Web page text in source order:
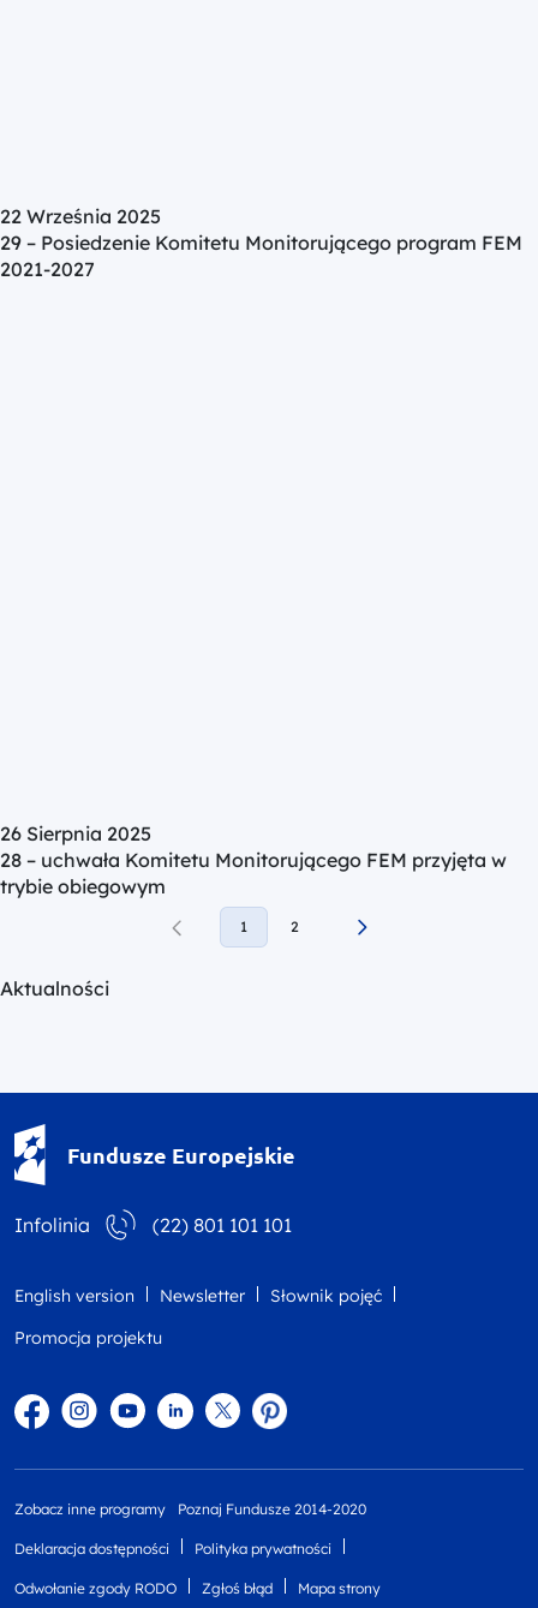
22 Września 2025
29 – Posiedzenie Komitetu Monitorującego program FEM
2021-2027
26 Sierpnia 2025
28 – uchwała Komitetu Monitorującego FEM przyjęta w
trybie obiegowym
1 2
Aktualności
Fundusze Europejskie
Infolinia (22) 801 101 101
English version Newsletter
Słownik pojęć
Promocja projektu
FacebookInstagram
YouTubeLinkedintwitterPinterest
Zobacz inne programy Poznaj Fundusze 2014-2020
Deklaracja dostępności Polityka prywatności
Odwołanie zgody RODO Zgłoś błąd Mapa strony